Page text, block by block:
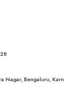
Nagar, Bengaluru, Karn